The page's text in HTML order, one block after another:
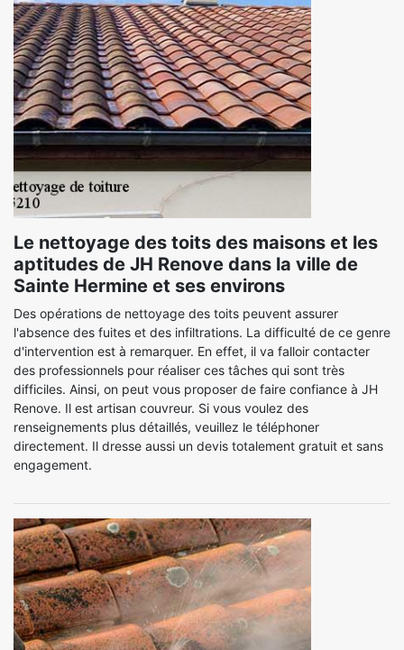
Le nettoyage des toits des maisons et les
aptitudes de JH Renove dans la ville de
Sainte Hermine et ses environs
Des opérations de nettoyage des toits peuvent assurer
l'absence des fuites et des infiltrations. La difficulté de ce genre
d'intervention est à remarquer. En effet, il va falloir contacter
des professionnels pour réaliser ces tâches qui sont très
difficiles. Ainsi, on peut vous proposer de faire confiance à JH
Renove. Il est artisan couvreur. Si vous voulez des
renseignements plus détaillés, veuillez le téléphoner
directement. Il dresse aussi un devis totalement gratuit et sans
engagement.